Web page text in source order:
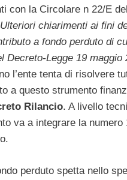
con la Circolare n 22/E
Ulteriori chiarimenti ai fini
a fondo perduto di
Decreto-Legge 19 maggio
l’ente tenta di risolvere
a questo strumento
Rilancio. A livello
va a integrare la numero
perduto spetta nello